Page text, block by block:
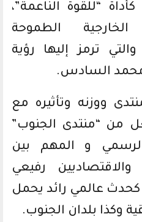
إحداثه في 2008، كأداة “للقوة الناعمة”،
الطموحة
ترمز إليها رؤية
محمد السادس.
ووزنه وتأثيره مع
من “منتدى الجنوب”
و المهم بين
والاقتصاديين رفيعي
كحدث عالمي رائد يحمل
وكذا بلدان الجنوب.